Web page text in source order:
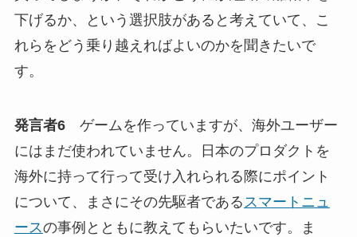
下げるか、という選択肢があると考えていて、こ
れらをどう乗り越えればよいのかを聞きたいで
す。
発言者6ゲームを作っていますが、海外ユーザー
にはまだ使われていません。日本のプロダクトを
海外に持って行って受け入れられる際にポイント
について、まさにその先駆者であるスマートニュ
ースの事例とともに教えてもらいたいです。ま